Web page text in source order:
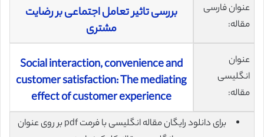
عنوان فارسی
مقاله:
بررسی تاثیر تعامل اجتماعی بر رضایت
مشتری
عنوان
انگلیسی
مقاله:
Social interaction, convenience and
customer satisfaction: The mediating
effect of customer experience
برای دانلود رایگان مقاله انگلیسی با فرمت pdf بر روی عنوان